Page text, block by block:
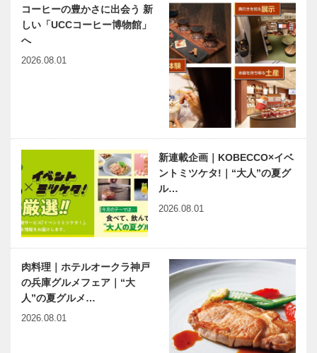
コーヒーの豊かさに出会う 新
しい「UCCコーヒー博物館」
へ
2026.08.01
新連載企画｜KOBECCO×イベ
ントミツケタ!｜“大人”の夏グ
ル…
2026.08.01
肉料理｜ホテルオークラ神戸
の兵庫グルメフェア｜“大
人”の夏グルメ…
2026.08.01